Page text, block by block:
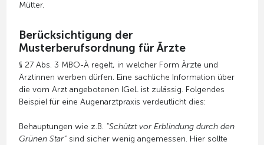
Mütter.
Berücksichtigung der
Musterberufsordnung für Ärzte
§ 27 Abs. 3 MBO-Ä regelt, in welcher Form Ärzte und
Ärztinnen werben dürfen. Eine sachliche Information über
die vom Arzt angebotenen IGeL ist zulässig. Folgendes
Beispiel für eine Augenarztpraxis verdeutlicht dies:
Behauptungen wie z.B. "Schützt vor Erblindung durch den
Grünen Star"sind sicher wenig angemessen. Hier sollte